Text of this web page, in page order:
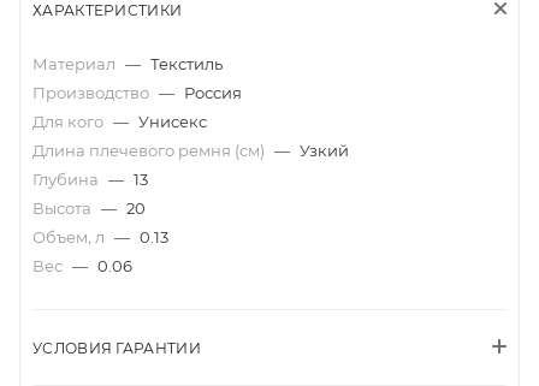
ХАРАКТЕРИСТИКИ
Материал — Текстиль
Производство — Россия
Для кого — Унисекс
Длина плечевого ремня (см) — Узкий
Глубина — 13
Высота — 20
Объем, л — 0.13
Вес — 0.06
УСЛОВИЯ ГАРАНТИИ